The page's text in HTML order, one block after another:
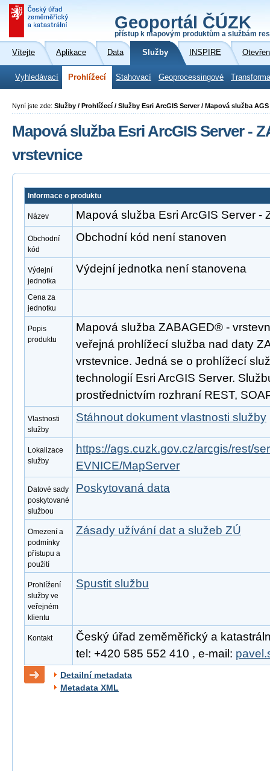
Geoportál ČÚZK
přístup k mapovým produktům a službám
Vítejte Aplikace Data Služby INSPIRE
Vyhledávací Prohlížecí Stahovací Geoprocessingové
Nyní jste zde: Služby / Prohlížecí / Služby Esri ArcGIS Server / Mapová služba
Mapová služba Esri ArcGIS Server -
vrstevnice
Informace o produktu
Název Mapová služba Esri ArcGIS Server -
Obchodní
kód
Obchodní kód není stanoven
Výdejní
jednotka
Výdejní jednotka není stanovena
Cena za
jednotku
Popis
produktu
Mapová služba ZABAGED® -
veřejná prohlížecí služba nad daty
vrstevnice. Jedná se o prohlížecí
technologií Esri ArcGIS Server.
prostřednictvím rozhraní REST,
Vlastnosti
služby
Stáhnout dokument vlastnosti služby
Lokalizace
služby
https://ags.cuzk.gov.cz/arcgis/rest/
EVNICE/MapServer
Datové sady
poskytované
službou
Poskytovaná data
Omezení a
podmínky
přístupu a
použití
Zásady užívání dat a služeb ZÚ
Prohlížení
služby ve
veřejném
klientu
Spustit službu
Kontakt
Český úřad zeměměřický a
tel: +420 585 552 410 , e-mail:
Detailní metadata
Metadata XML